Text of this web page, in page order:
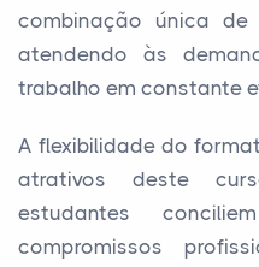
combinação única de
atendendo às
trabalho em constante
A flexibilidade do
atrativos deste
estudantes
compromissos